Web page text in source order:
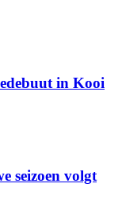
in Kooi
seizoen volgt